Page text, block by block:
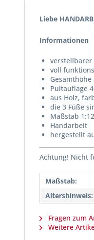
Liebe
Informationen
voll
Pultauflage
aus Holz,
die 3 Füße
Maßstab 1:12
Handarbeit
hergestellt
Achtung! Nicht
Maßstab:
Altershinweis:
Fragen zum
Weitere